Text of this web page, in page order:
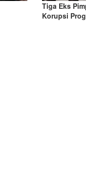
Tiga Eks
Korupsi